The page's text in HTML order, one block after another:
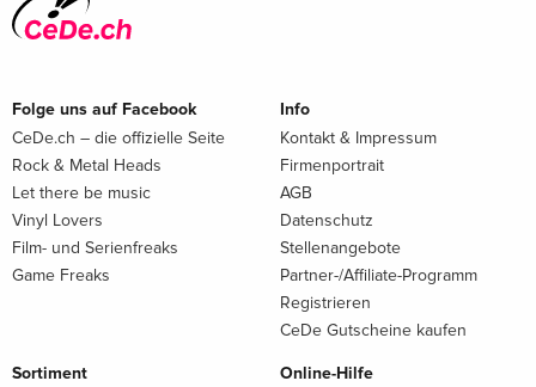
Folge uns auf Facebook
CeDe.ch – die offizielle Seite
Rock & Metal Heads
Let there be music
Vinyl Lovers
Film- und Serienfreaks
Game Freaks
Info
Kontakt & Impressum
Firmenportrait
AGB
Datenschutz
Stellenangebote
Partner-/Affiliate-Programm
Registrieren
CeDe Gutscheine kaufen
Sortiment Online-Hilfe